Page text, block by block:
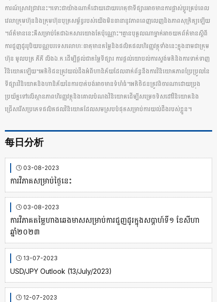
ការណ៍​ស្រាវជ្រាវ​នេះ​។​ទោះជាយ៉ាងណាក៏ដោយ​ដោយហេតុថា​ទី​ផ្សារ​អាច​មាន​ការផ្លាស់ប្ដូរ​គ្រប់ពេល​
វេលា​ក្រុមហ៊ុន​និង​ក្រុមហ៊ុន​បុត្រ​ស​ម្ព័ន្ធ​របស់យើង​មិន​ធានា​នូវ​ភាព​ពេញលេញ​និង​ភាព​សុ​ក្រិត្យ​ឡើយ​
។​ព័ត៌មាន​នេះ​គឺ​សម្រាប់​តែ​ជា​ឯកសារ​យោង​តែប៉ុណ្ណោះ​។​គ្មាន​បុគ្គល​ណា​ម្នាក់​អាច​​​យក​ព័ត៌មាន​ស្តីពី​
ការ​ជួញ​ដូរ​រូបិយ​ប​ណ្ណ​បរទេស​លោហៈ​ធាតុ​មាន​តម្លៃ​និង​ផលិតផល​ហិរញ្ញវត្ថុ​ទាំងនេះ​ក្នុងនាម​ជា​ក្រុម
ហ៊ុន​ ​មូលបត្រ ភីភី លីង​ឯ​.​ក​.​ដើម្បី​ផ្តល់​ជា​តម្លៃ​ទី​ផ្សារ​ ​ការ​ផ្តល់​យោបល់​ការស្ទង់មតិ​និង​ការ​ទាក់ទាញ​
វិនិយោគ​ឡើយ​។​អតិថិជន​ត្រូវ​យល់​ដឹង​អំពី​ហា​និ​ភ័យ​ដែល​ពាក់ព័ន្ធ​នឹង​ការ​វិនិយោគ​ភាព​ប្រែប្រួល​នៃ​
ទី​ផ្សារ​វិនិយោគ​និង​ហា​និ​ភ័យ​នៃ​ការ​បាត់បង់​អាច​មាន​ទំហំ​ធំ​។​អតិថិជន​ត្រូវ​ពិចារណា​ដោយ​ប្រុង
ប្រយ័ត្ន​ទៅលើ​ស្ថានភាព​ហិរញ្ញវត្ថុ​និង​គោលបំណង​វិនិយោគ​ដើម្បី​សម្រេច​ទិសដៅ​វិនិយោគ​និង​
ជ្រើសរើស​ប្រភេទ​ផលិតផល​វិនិយោគ​ដែល​សមស្រប​បំផុត​សម្រាប់​ការយល់​ដឹង​របស់​ខ្លួន​។
每日分析
03-08-2023
ការវិភាគសម្រាប់ថ្ងៃនេះ
03-08-2023
ការវិភាគតម្លៃហាងឆេងមាសសម្រាប់ការជួញដូរក្នុងសប្តាហ៍ទី១​ ខែសីហា
ឆ្នាំ២០២៣
13-07-2023
USD/JPY Outlook (13/July/2023)
12-07-2023